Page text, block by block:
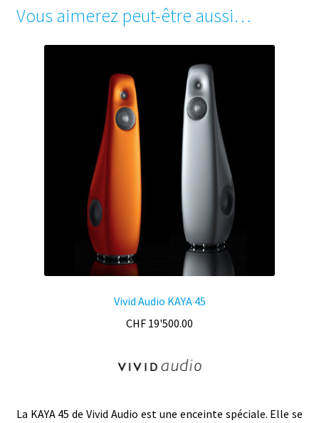
Vous aimerez peut-être aussi…
Vivid Audio KAYA 45
CHF 19'500.00
La KAYA 45 de Vivid Audio est une enceinte spéciale. Elle se